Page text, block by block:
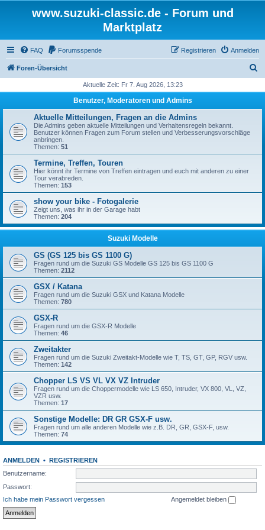
www.suzuki-classic.de - Forum und
Marktplatz
FAQ Forumsspende Anmelden
Registrieren
Foren-Übersicht
h
Aktuelle Zeit: Fr 7. Aug 2026, 13:23
Benutzer, Moderatoren und Admins
Aktuelle Mitteilungen, Fragen an die Admins
Die Admins geben aktuelle Mitteilungen und Verhaltensregeln bekannt.
Benutzer können Fragen zum Forum stellen und Verbesserungsvorschläge
anbringen.
Themen: 51
Termine, Treffen, Touren
Hier könnt ihr Termine von Treffen eintragen und euch mit anderen zu einer
Tour verabreden.
Themen: 153
show your bike - Fotogalerie
Zeigt uns, was ihr in der Garage habt
Themen: 204
Suzuki Modelle
GS (GS 125 bis GS 1100 G)
Fragen rund um die Suzuki GS Modelle GS 125 bis GS 1100 G
Themen: 2112
GSX / Katana
Fragen rund um die Suzuki GSX und Katana Modelle
Themen: 780
GSX-R
Fragen rund um die GSX-R Modelle
Themen: 46
Zweitakter
Fragen rund um die Suzuki Zweitakt-Modelle wie T, TS, GT, GP, RGV usw.
Themen: 142
Chopper LS VS VL VX VZ Intruder
Fragen rund um die Choppermodelle wie LS 650, Intruder, VX 800, VL, VZ,
VZR usw.
Themen: 17
Sonstige Modelle: DR GR GSX-F usw.
Fragen rund um alle anderen Modelle wie z.B. DR, GR, GSX-F, usw.
Themen: 74
ANMELDEN • REGISTRIEREN
Benutzername:
Passwort:
Ich habe mein Passwort vergessen
Angemeldet bleiben